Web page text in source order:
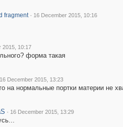
fragment · 16 December 2015, 10:16
2015, 10:17
форма такая
16 December 2015, 13:23
на нормальные портки материи не
· 16 December 2015, 13:29